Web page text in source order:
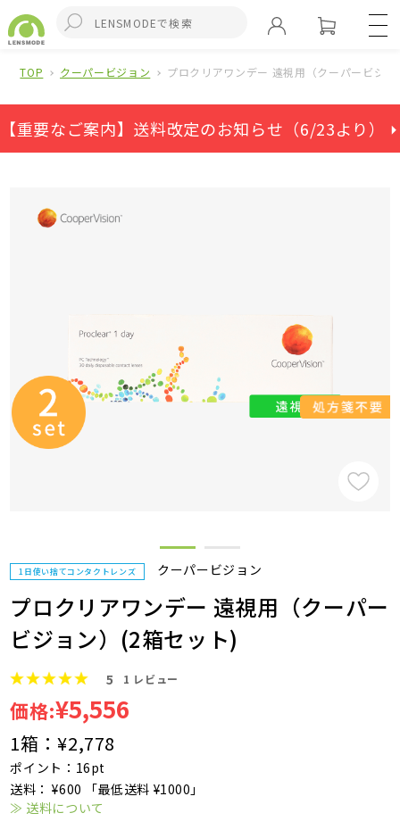
TOP クーパービジョン プロクリアワンデー 遠視用（クーパービジ
【重要なご案内】送料改定のお知らせ（6/23より） ⏵
1日使い捨てコンタクトレンズ クーパービジョン
プロクリアワンデー 遠視用（クーパー
ビジョン）(2箱セット)
5 1 レビュー
価格:¥5,556
1箱：¥2,778
ポイント：16pt
送料： ¥600 「最低送料 ¥1000」
≫ 送料について